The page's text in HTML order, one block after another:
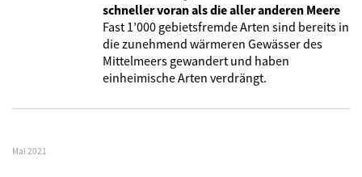
schneller voran als die aller anderen Meere
Fast 1’000 gebietsfremde Arten sind bereits in
die zunehmend wärmeren Gewässer des
Mittelmeers gewandert und haben
einheimische Arten verdrängt.
Mai 2021